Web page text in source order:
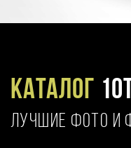
Каталог
ЛУЧШИЕ ФОТО И